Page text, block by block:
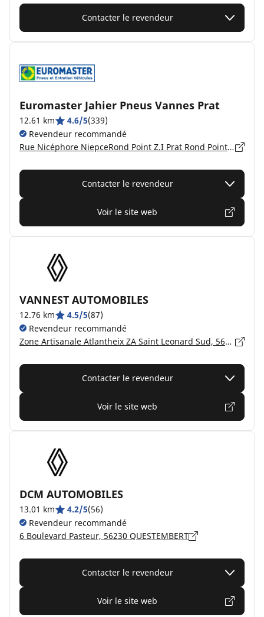
Contacter le revendeur
Euromaster Jahier Pneus Vannes Prat
12.61 km 4.6/5(339)
Revendeur recommandé
Rue Nicéphore NiepceRond Point Z.I Prat Rond Point Z.I Prat, 56000 VANNES
Contacter le revendeur
Voir le site web
VANNEST AUTOMOBILES
12.76 km 4.5/5(87)
Revendeur recommandé
Zone Artisanale Atlantheix ZA Saint Leonard Sud, 56450 THEIX
Contacter le revendeur
Voir le site web
DCM AUTOMOBILES
13.01 km 4.2/5(56)
Revendeur recommandé
6 Boulevard Pasteur, 56230 QUESTEMBERT
Contacter le revendeur
Voir le site web